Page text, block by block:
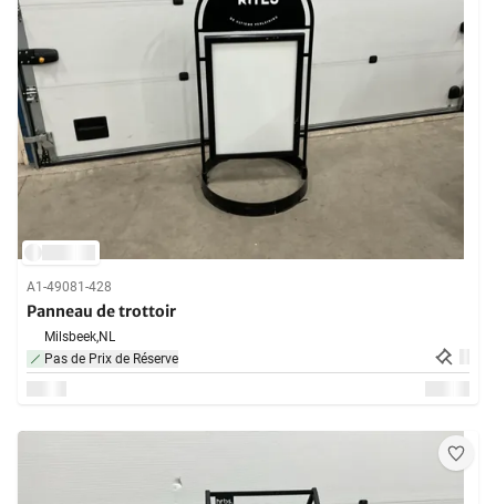
A1-49081-428
Panneau de trottoir
Milsbeek,NL
Pas de Prix de Réserve